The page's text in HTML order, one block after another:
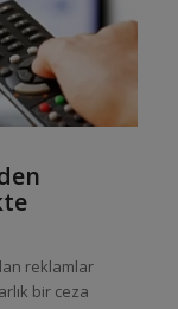
reklamlar
bir ceza